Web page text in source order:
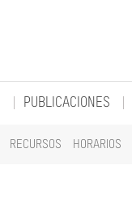
RECURSOS HORARIOS
PUBLICACIONES